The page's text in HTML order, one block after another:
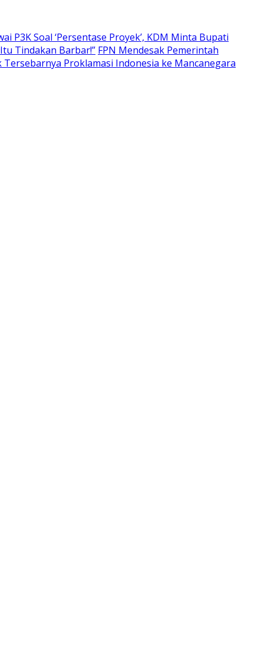
P3K Soal ‘Persentase Proyek’, KDM Minta Bupati
Tindakan Barbar!” FPN Mendesak Pemerintah
Tersebarnya Proklamasi Indonesia ke Mancanegara